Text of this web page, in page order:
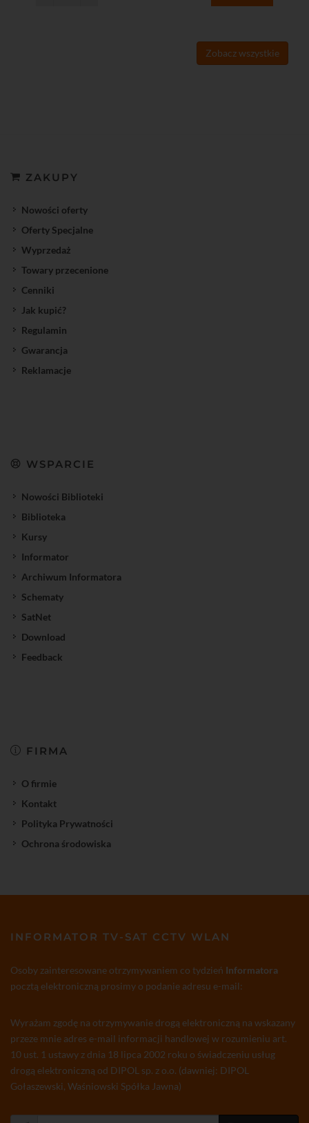
Zobacz wszystkie
ZAKUPY
Nowości oferty
Oferty Specjalne
Wyprzedaż
Towary przecenione
Cenniki
Jak kupić?
Regulamin
Gwarancja
Reklamacje
WSPARCIE
Nowości Biblioteki
Biblioteka
Kursy
Informator
Archiwum Informatora
Schematy
SatNet
Download
Feedback
FIRMA
O firmie
Kontakt
Polityka Prywatności
Ochrona środowiska
INFORMATOR TV-SAT CCTV WLAN
Osoby zainteresowane otrzymywaniem co tydzień Informatora
pocztą elektroniczną prosimy o podanie adresu e-mail:
Wyrażam zgodę na otrzymywanie drogą elektroniczną na wskazany
przeze mnie adres e-mail informacji handlowej w rozumieniu art.
10 ust. 1 ustawy z dnia 18 lipca 2002 roku o świadczeniu usług
drogą elektroniczną od DIPOL sp. z o.o. (dawniej: DIPOL
Gołaszewski, Waśniowski Spółka Jawna)